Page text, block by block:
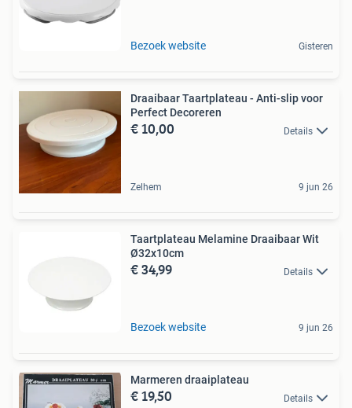
Bezoek website Gisteren
Draaibaar Taartplateau - Anti-slip voor
Perfect Decoreren
€ 10,00 Details
Zelhem 9 jun 26
Taartplateau Melamine Draaibaar Wit
Ø32x10cm
€ 34,99 Details
Bezoek website 9 jun 26
Marmeren draaiplateau
€ 19,50 Details